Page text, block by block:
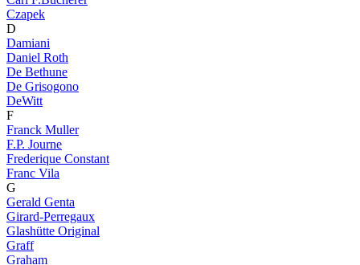
Czapek
D
Damiani
Daniel Roth
De Bethune
De Grisogono
DeWitt
F
Franck Muller
F.P. Journe
Frederique Constant
Franc Vila
G
Gerald Genta
Girard-Perregaux
Glashütte Original
Graff
Graham